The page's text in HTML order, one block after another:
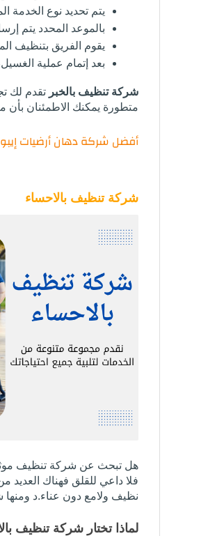
يتم تحديد نوع الخدمة
بالموعد المحدد يتم
يقوم الفريق بتنظيف
بعد إتمام عملية
شركة تنظيف بالخبر تقدم لك
متطورة يمكنك الاطمئنان
أفضل شركة دهان أرضيات
شركة تنظيف بالاحساء
هل تبحث عن شركة تنظيف
فلا داعي للقلق فهناك
نظيف ولامع دون عناء.د
لماذا تختار شركة تنظيف